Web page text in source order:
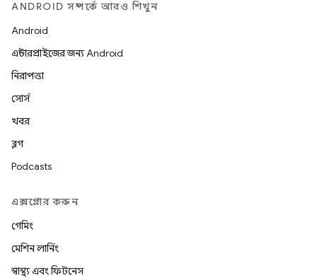
ANDROID সম্পর্কে আরও শিখুন
Android
এন্টারপ্রাইজের জন্য Android
নিরাপত্তা
সোর্স
খবর
ব্লগ
Podcasts
এক্সপ্লোর করুন
গেমিং
মেশিন লার্নিং
স্বাস্থ্য এবং ফিটনেস